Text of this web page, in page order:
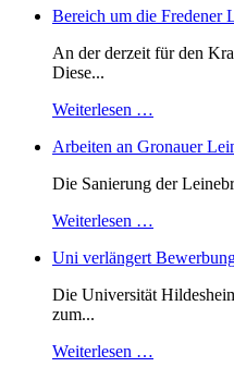
Bereich um die Fredener
An der derzeit für den
Diese...
Weiterlesen …
Arbeiten an Gronauer
Die Sanierung der
Weiterlesen …
Uni verlängert
Die Universität
zum...
Weiterlesen …